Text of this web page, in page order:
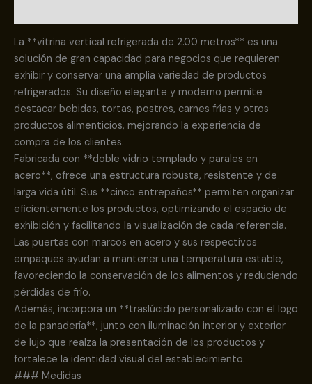
La **vitrina vertical refrigerada de 2.00 metros** es una
solución de gran capacidad para negocios que requieren
exhibir y conservar una amplia variedad de productos
refrigerados. Su diseño elegante y moderno permite
destacar bebidas, tortas, postres, carnes frías y otros
productos alimenticios, mejorando la experiencia de
compra de los clientes.
Fabricada con **doble vidrio templado y parales en
acero**, ofrece una estructura robusta, resistente y de
larga vida útil. Sus **cinco entrepaños** permiten organizar
eficientemente los productos, optimizando el espacio de
exhibición y facilitando la visualización de cada referencia.
Las puertas con marcos en acero y sus respectivos
empaques ayudan a mantener una temperatura estable,
favoreciendo la conservación de los alimentos y reduciendo
pérdidas de frío.
Además, incorpora un **traslúcido personalizado con el logo
de la panadería**, junto con iluminación interior y exterior
de lujo que realza la presentación de los productos y
fortalece la identidad visual del establecimiento.
### Medidas